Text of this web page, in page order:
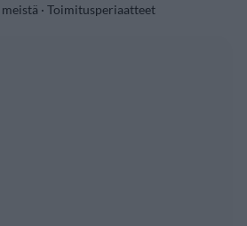
· Toimitusperiaatteet